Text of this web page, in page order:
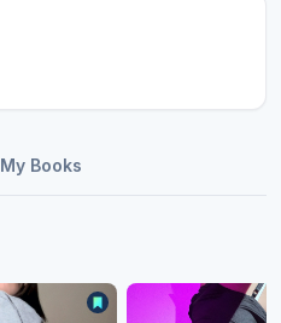
My Books